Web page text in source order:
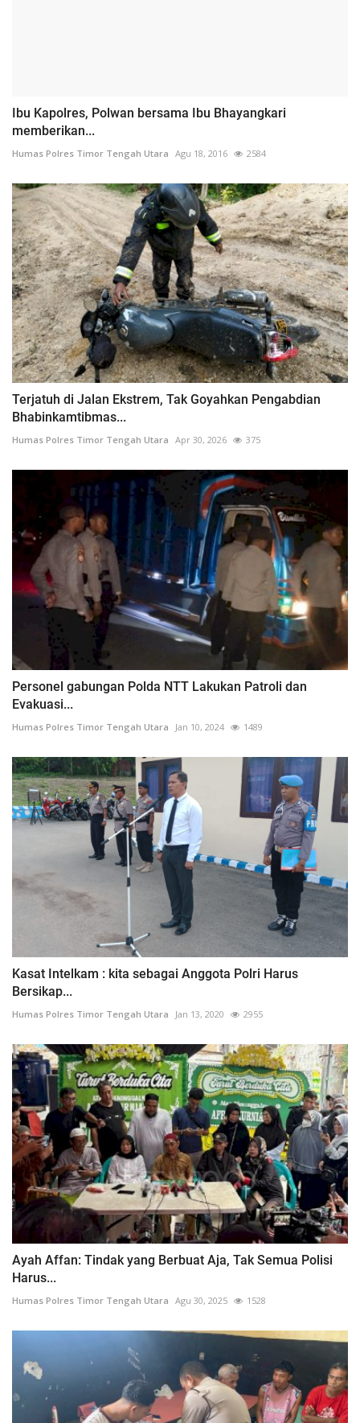
Ibu Kapolres, Polwan bersama Ibu Bhayangkari
memberikan...
Humas Polres Timor Tengah Utara Agu 18, 2016 2584
Terjatuh di Jalan Ekstrem, Tak Goyahkan Pengabdian
Bhabinkamtibmas...
Humas Polres Timor Tengah Utara Apr 30, 2026 375
Personel gabungan Polda NTT Lakukan Patroli dan
Evakuasi...
Humas Polres Timor Tengah Utara Jan 10, 2024 1489
Kasat Intelkam : kita sebagai Anggota Polri Harus
Bersikap...
Humas Polres Timor Tengah Utara Jan 13, 2020 2955
Ayah Affan: Tindak yang Berbuat Aja, Tak Semua Polisi
Harus...
Humas Polres Timor Tengah Utara Agu 30, 2025 1528